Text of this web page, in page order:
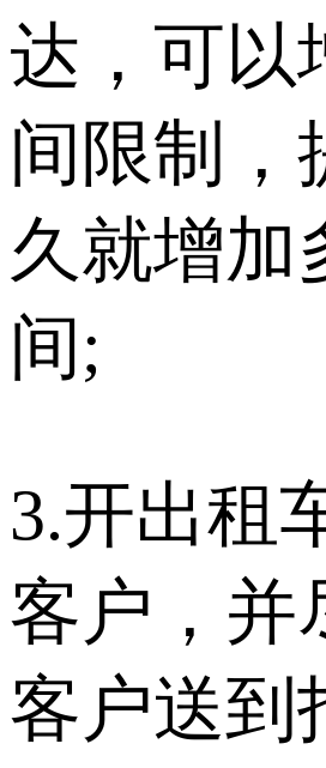
达，可以
间限制，
久就增加
间;
3.开出租
客户，并
客户送到